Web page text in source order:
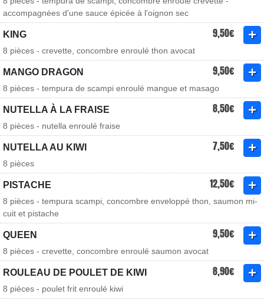
accompagnées d'une sauce épicée à l'oignon sec
KING 9,50€
8 pièces - crevette, concombre enroulé thon avocat
MANGO DRAGON 9,50€
8 pièces - tempura de scampi enroulé mangue et masago
NUTELLA À LA FRAISE 8,50€
8 pièces - nutella enroulé fraise
NUTELLA AU KIWI 7,50€
8 pièces
PISTACHE 12,50€
8 pièces - tempura scampi, concombre enveloppé thon, saumon mi-
cuit et pistache
QUEEN 9,50€
8 pièces - crevette, concombre enroulé saumon avocat
ROULEAU DE POULET DE KIWI 8,90€
8 pièces - poulet frit enroulé kiwi